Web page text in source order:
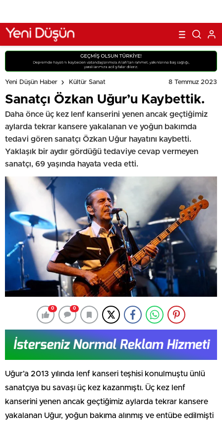
Yeni Düşün Haber Kültür Sanat 8 Temmuz 2023
Sanatçı Özkan Uğur’u Kaybettik.
Daha önce üç kez lenf kanserini yenen ancak geçtiğimiz
aylarda tekrar kansere yakalanan ve yoğun bakımda
tedavi gören sanatçı Özkan Uğur hayatını kaybetti.
Yaklaşık bir aydır gördüğü tedaviye cevap vermeyen
sanatçı, 69 yaşında hayata veda etti.
0 0
Uğur’a 2013 yılında lenf kanseri teşhisi konulmuştu ünlü
sanatçıya bu savaşı üç kez kazanmıştı. Üç kez lenf
kanserini yenen ancak geçtiğimiz aylarda tekrar kansere
yakalanan Uğur, yoğun bakıma alınmış ve entübe edilmişti